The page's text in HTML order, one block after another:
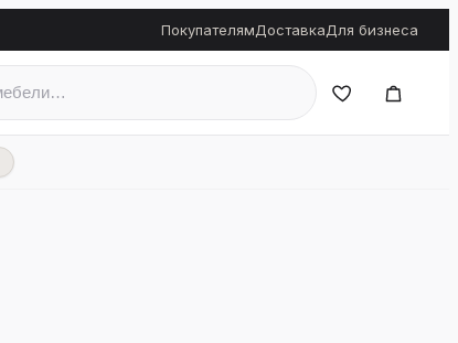
ПокупателямДоставкаДля бизнеса